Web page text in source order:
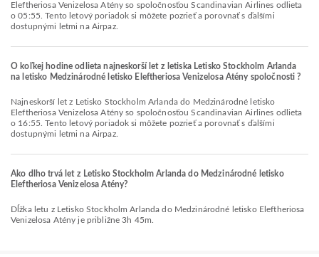
Eleftheriosa Venizelosa Atény so spoločnosťou Scandinavian Airlines odlieta
o 05:55. Tento letový poriadok si môžete pozrieť a porovnať s ďalšími
dostupnými letmi na Airpaz.
O koľkej hodine odlieta najneskorší let z letiska Letisko Stockholm Arlanda
na letisko Medzinárodné letisko Eleftheriosa Venizelosa Atény spoločnosti ?
Najneskorší let z Letisko Stockholm Arlanda do Medzinárodné letisko
Eleftheriosa Venizelosa Atény so spoločnosťou Scandinavian Airlines odlieta
o 16:55. Tento letový poriadok si môžete pozrieť a porovnať s ďalšími
dostupnými letmi na Airpaz.
Ako dlho trvá let z Letisko Stockholm Arlanda do Medzinárodné letisko
Eleftheriosa Venizelosa Atény?
Dĺžka letu z Letisko Stockholm Arlanda do Medzinárodné letisko Eleftheriosa
Venizelosa Atény je približne 3h 45m.